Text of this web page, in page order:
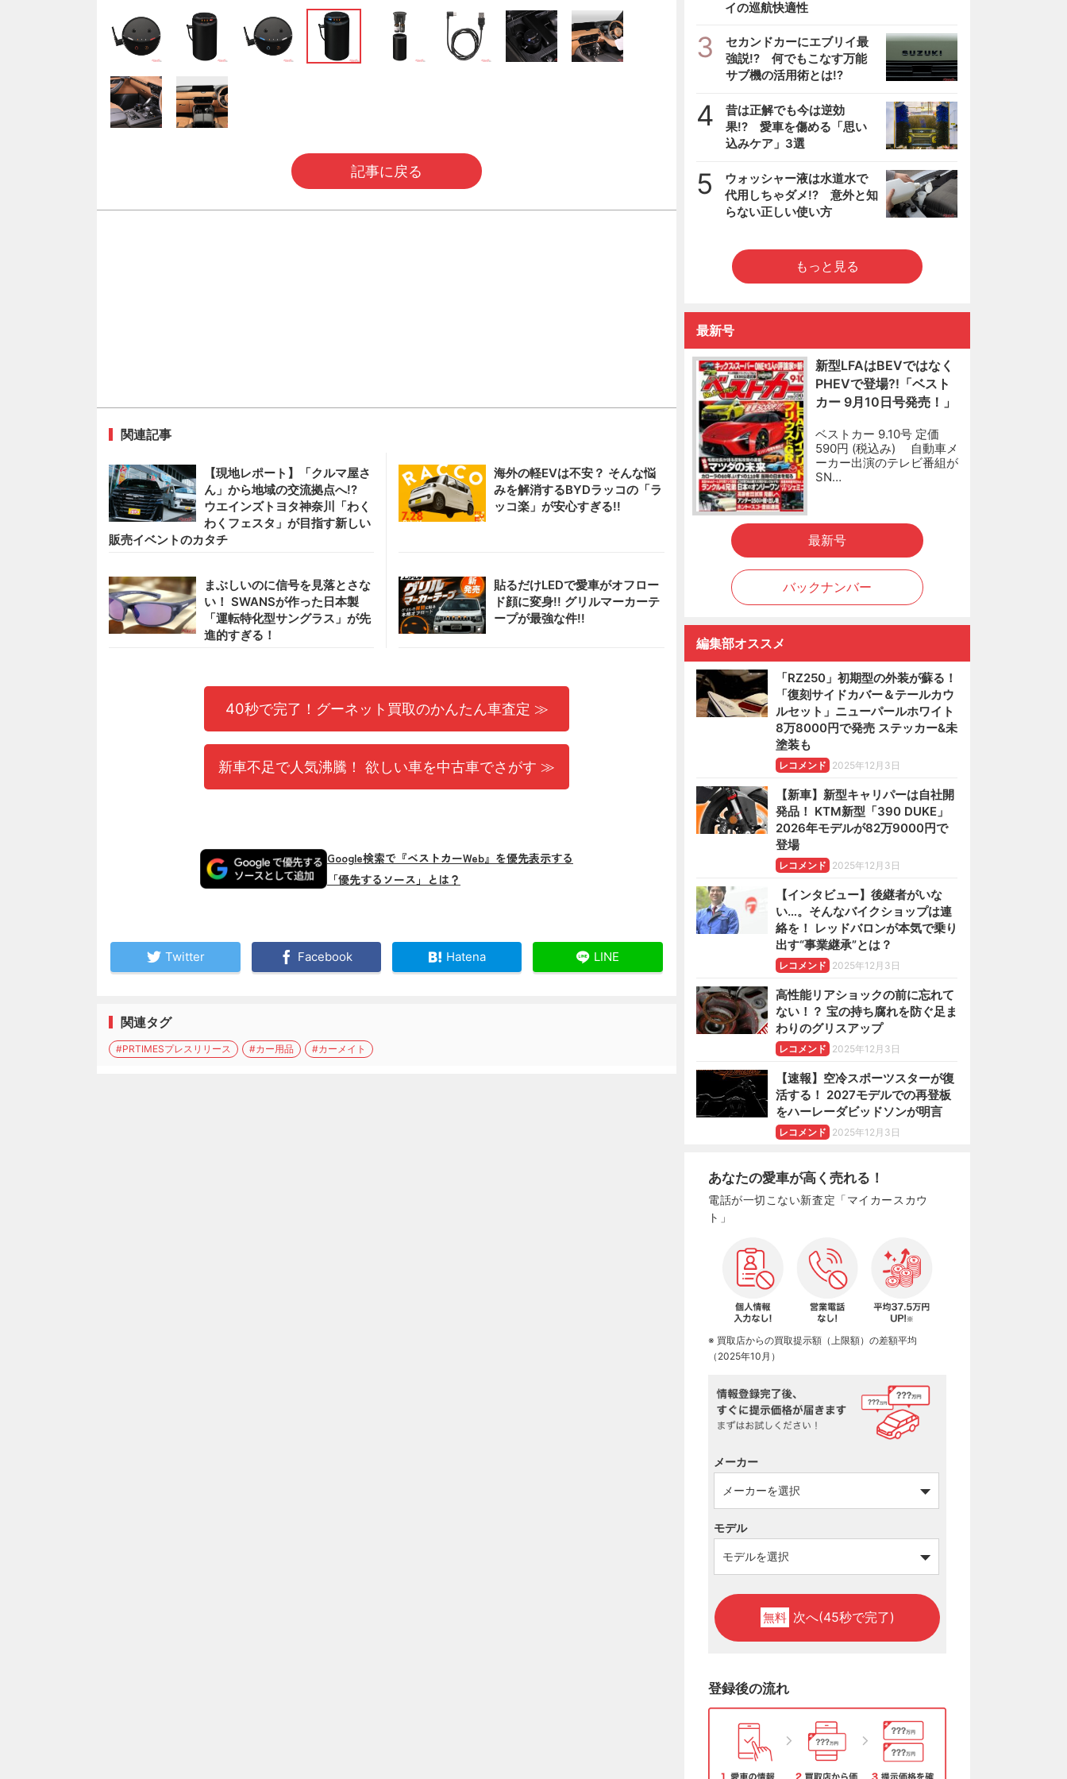
記事に戻る
関連記事
【現地レポート】「クルマ屋さ
ん」から地域の交流拠点へ!?
ウエインズトヨタ神奈川「わく
わくフェスタ」が目指す新しい
販売イベントのカタチ
海外の軽EVは不安？ そんな悩
みを解消するBYDラッコの「ラ
ッコ楽」が安心すぎる!!
まぶしいのに信号を見落とさな
い！ SWANSが作った日本製
「運転特化型サングラス」が先
進的すぎる！
貼るだけLEDで愛車がオフロー
ド顔に変身!! グリルマーカーテ
ープが最強な件!!
40秒で完了！グーネット買取のかんたん車査定 ≫
新車不足で人気沸騰！ 欲しい車を中古車でさがす ≫
Google検索で『ベストカーWeb』を優先表示する
「優先するソース」とは？
Twitter Facebook Hatena LINE
関連タグ
#PRTIMESプレスリリース #カー用品 #カーメイト
イの巡航快適性
3
セカンドカーにエブリイ最
強説!? 何でもこなす万能
サブ機の活用術とは!?
4
昔は正解でも今は逆効
果!? 愛車を傷める「思い
込みケア」3選
5
ウォッシャー液は水道水で
代用しちゃダメ!? 意外と知
らない正しい使い方
もっと見る
最新号
新型LFAはBEVではなく
PHEVで登場?!「ベスト
カー 9月10日号発売！」
ベストカー 9.10号 定価
590円 (税込み) 自動車メ
ーカー出演のテレビ番組が
SN…
最新号
バックナンバー
編集部オススメ
「RZ250」初期型の外装が蘇る！
「復刻サイドカバー＆テールカウ
ルセット」ニューパールホワイト
8万8000円で発売 ステッカー&未
塗装も
レコメンド 2025年12月3日
【新車】新型キャリパーは自社開
発品！ KTM新型「390 DUKE」
2026年モデルが82万9000円で
登場
レコメンド 2025年12月3日
【インタビュー】後継者がいな
い…。そんなバイクショップは連
絡を！ レッドバロンが本気で乗り
出す“事業継承”とは？
レコメンド 2025年12月3日
高性能リアショックの前に忘れて
ない！？ 宝の持ち腐れを防ぐ足ま
わりのグリスアップ
レコメンド 2025年12月3日
【速報】空冷スポーツスターが復
活する！ 2027モデルでの再登板
をハーレーダビッドソンが明言
レコメンド 2025年12月3日
あなたの愛車が高く売れる！
電話が一切こない新査定「マイカースカウ
ト」
※ 買取店からの買取提示額（上限額）の差額平均
（2025年10月）
メーカー
モデル
無料 次へ(45秒で完了)
登録後の流れ